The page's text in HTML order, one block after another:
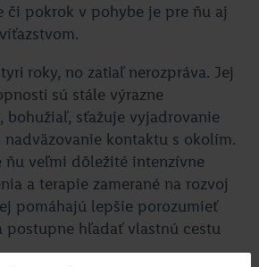
či pokrok v pohybe je pre ňu aj
roky, no zatiaľ nerozpráva. Jej
sú stále výrazne
bohužiaľ, sťažuje vyjadrovanie
kontaktu s okolím.
ňu veľmi dôležité intenzívne
a terapie zamerané na rozvoj
pomáhajú lepšie porozumieť
postupne hľadať vlastnú cestu